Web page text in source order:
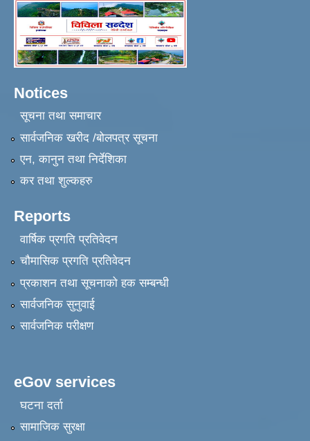
Notices
सूचना तथा समाचार
सार्वजनिक खरीद /बोलपत्र सूचना
एन, कानुन तथा निर्देशिका
कर तथा शुल्कहरु
Reports
वार्षिक प्रगति प्रतिवेदन
चौमासिक प्रगति प्रतिवेदन
प्रकाशन तथा सूचनाको हक सम्बन्धी
सार्वजनिक सुनुवाई
सार्वजनिक परीक्षण
eGov services
घटना दर्ता
सामाजिक सुरक्षा